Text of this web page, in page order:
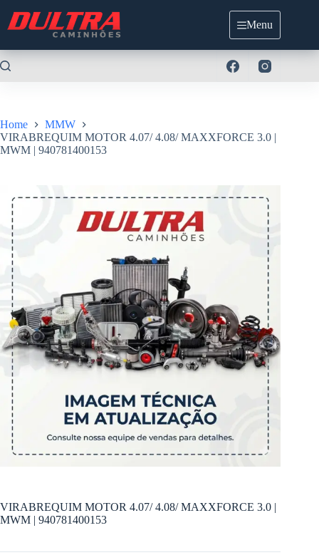
para
Menu
Home
MMW
VIRABREQUIM MOTOR 4.07/ 4.08/ MAXXFORCE 3.0 |
MWM | 940781400153
VIRABREQUIM MOTOR 4.07/ 4.08/ MAXXFORCE 3.0 |
MWM | 940781400153